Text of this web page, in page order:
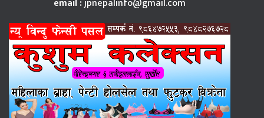
email :jpnepalinfo@gmail.com